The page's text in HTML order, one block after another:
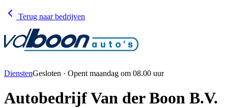
Terug naarbedrijven
DienstenGesloten · Opent maandag om 08.00 uur
Autobedrijf Van der Boon B.V.